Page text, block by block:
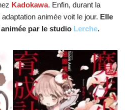
Kadokawa. Enfin, durant la
animée voit le jour. Elle
par le studio Lerche.